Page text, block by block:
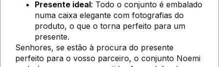
Presente ideal: Todo o conjunto é embalado
numa caixa elegante com fotografias do
produto, o que o torna perfeito para um
presente.
Senhores, se estão à procura do presente
perfeito para o vosso parceiro, o conjunto Noemi